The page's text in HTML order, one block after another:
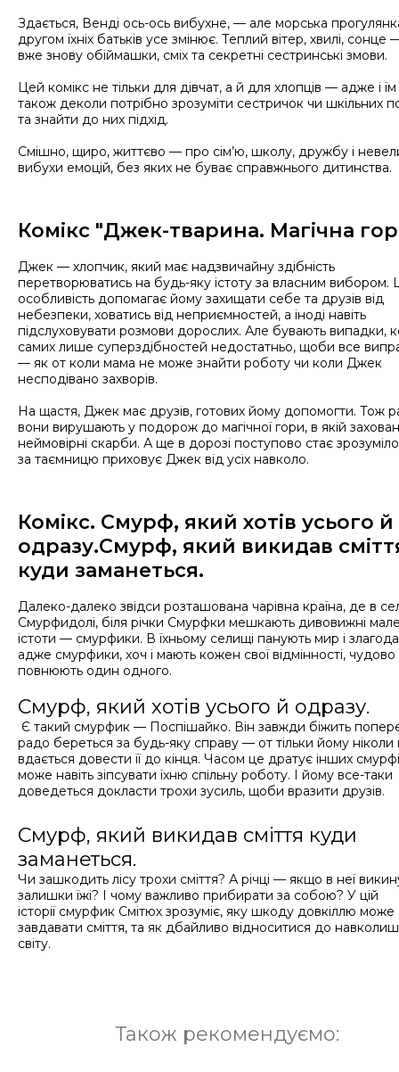
Здається, Венді ось-ось вибухне, — але морська
другом їхніх батьків усе змінює. Теплий вітер, хвилі, сонце
вже знову обіймашки, сміх та секретні сестринські змови.
Цей комікс не тільки для дівчат, а й для хлопців — адже і їм
також деколи потрібно зрозуміти сестричок чи шкільних
та знайти до них підхід.
Смішно, щиро, життєво — про сім’ю, школу, дружбу і
вибухи емоцій, без яких не буває справжнього дитинства.
Комікс "Джек-тварина. Магічна
Джек — хлопчик, який має надзвичайну здібність
перетворюватись на будь-яку істоту за власним вибором.
особливість допомагає йому захищати себе та друзів від
небезпеки, ховатись від неприємностей, а іноді навіть
підслуховувати розмови дорослих. Але бувають випадки,
самих лише суперздібностей недостатньо, щоби все
— як от коли мама не може знайти роботу чи коли Джек
несподівано захворів.
На щастя, Джек має друзів, готових йому допомогти. Тож
вони вирушають у подорож до магічної гори, в якій
неймовірні скарби. А ще в дорозі поступово стає
за таємницю приховує Джек від усіх навколо.
Комікс. Смурф, який хотів усього й
одразу.Смурф, який викидав
куди заманеться.
Далеко-далеко звідси розташована чарівна країна, де в
Смурфидолі, біля річки Смурфки мешкають дивовижні
істоти — смурфики. В їхньому селищі панують мир і
адже смурфики, хоч і мають кожен свої відмінності,
повнюють один одного.
Смурф, який хотів усього й одразу.
Є такий смурфик — Поспішайко. Він завжди біжить
радо береться за будь-яку справу — от тільки йому ніколи
вдається довести її до кінця. Часом це дратує інших
може навіть зіпсувати їхню спільну роботу. І йому все-таки
доведеться докласти трохи зусиль, щоби вразити друзів.
Смурф, який викидав сміття куди
заманеться.
Чи зашкодить лісу трохи сміття? А річці — якщо в неї
залишки їжі? І чому важливо прибирати за собою? У цій
історії смурфик Смітюх зрозуміє, яку шкоду довкіллю може
завдавати сміття, та як дбайливо відноситися до
світу.
Також рекомендуємо: